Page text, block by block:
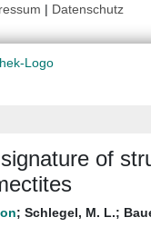
| Datenschutz
of
; Schlegel, M. L.;